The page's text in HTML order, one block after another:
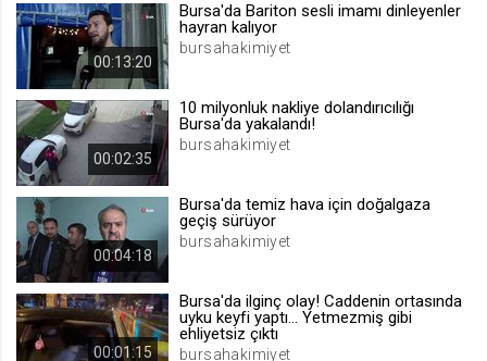
voteLike*
.web.tv
1 ay
.web.tv
İsimsiz ziyaretçi için site içeriği
00:13:20
Bursa'da Bariton sesli imamı dinleyenler
hayran kalıyor
bursahakimiyet
00:02:35
10 milyonluk nakliye dolandırıcılığı
Bursa'da yakalandı!
bursahakimiyet
00:04:18
Bursa'da temiz hava için doğalgaza
geçiş sürüyor
bursahakimiyet
00:01:15
Bursa'da ilginç olay! Caddenin ortasında
uyku keyfi yaptı... Yetmezmiş gibi
ehliyetsiz çıktı
bursahakimiyet